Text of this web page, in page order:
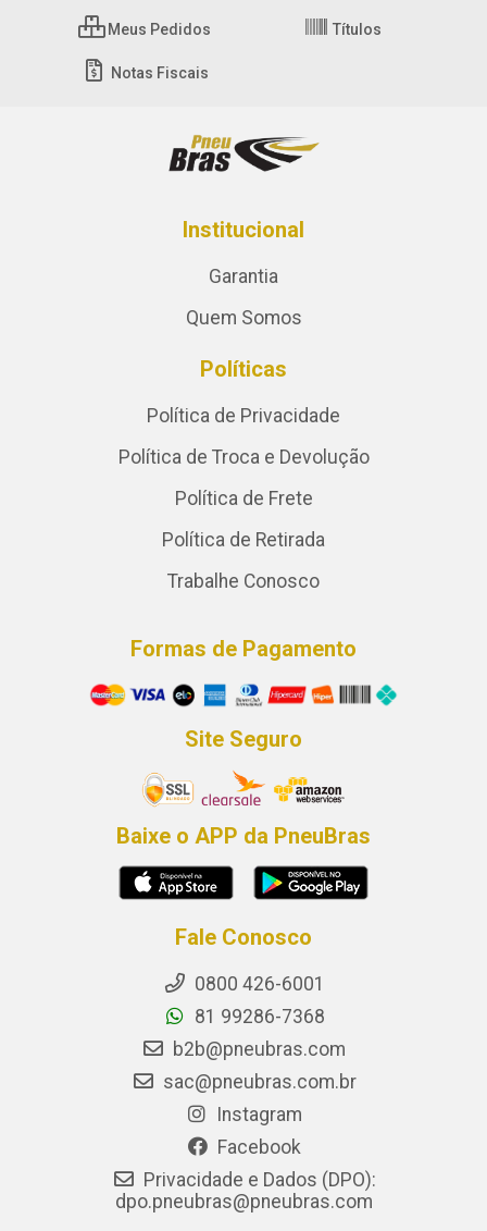
Meus Pedidos Títulos
Notas Fiscais
Institucional
Garantia
Quem Somos
Políticas
Política de Privacidade
Política de Troca e Devolução
Política de Frete
Política de Retirada
Trabalhe Conosco
Formas de Pagamento
Site Seguro
Baixe o APP da PneuBras
Fale Conosco
0800 426-6001
81 99286-7368
b2b@pneubras.com
sac@pneubras.com.br
Instagram
Facebook
Privacidade e Dados (DPO):
dpo.pneubras@pneubras.com